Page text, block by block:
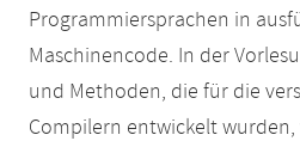
Programmiersprachen in
Maschinencode. In der
und Methoden, die für die
Compilern entwickelt